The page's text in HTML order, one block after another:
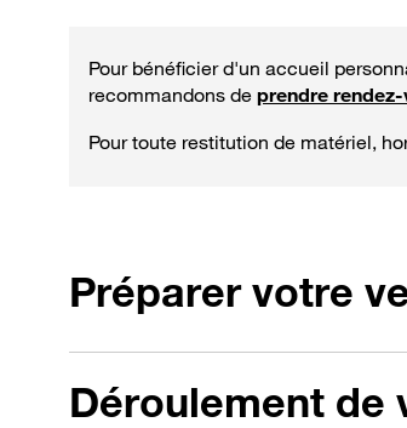
Pour bénéficier d'un accueil
recommandons de prendre
Pour toute restitution de matériel,
Préparer votre
Déroulement de